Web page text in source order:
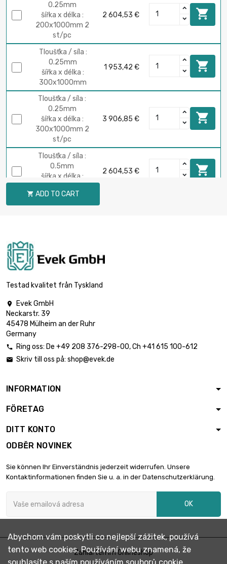
0.25mm
šířka x délka :
200x1000mm 2
st/pc
2 604,53 € 
Tloušťka / síla :
0.25mm
šířka x délka :
300x1000mm
1 953,42 € 
Tloušťka / síla :
0.25mm
šířka x délka :
300x1000mm 2
st/pc
3 906,85 € 
Tloušťka / síla :
0.5mm
šířka x délka :
2 604,53 € 
0.8mm
300x300mm
1 875,26 €
šířka x délka :
300x300mm
Tloušťka / síla :
1.2mm
šířka x délka :
2 812,89 €
Tloušťka / síla :
šířka x délka :
2mm
200x200mm
šířka x délka :
Tloušťka / síla :
3.2mm
šířka x délka :
3 333,79 €
 ADD TO CART
Testad kvalitet från Tyskland

Evek GmbH
Neckarstr. 39
45478 Mülheim an der Ruhr
Germany
 Ring oss: De +49 208 376-298-00, Ch +41 615 100-612
 Skriv till oss på: shop@evek.de
INFORMATION
FÖRETAG
DITT KONTO
ODBĚR NOVINEK
Sie können Ihr Einverständnis jederzeit widerrufen. Unsere
Kontaktinformationen finden Sie u. a. in der Datenschutzerklärung.
OK
Zahlarten im Onlineshop
Abychom vám poskytli co nejlepší zážitek, používá
tento web cookies. Používání webu znamená, že